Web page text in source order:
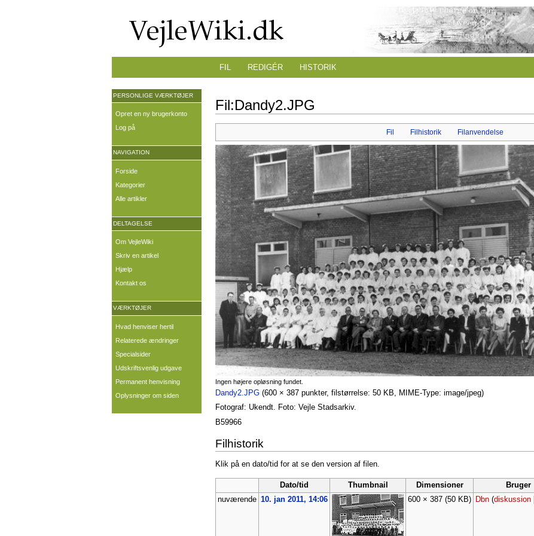
Fil:Dandy2.JPG
Fil Filhistorik Filanvendelse
Ingen højere opløsning fundet.
Dandy2.JPG (600 × 387 punkter, filstørrelse: 50 KB, MIME-Type: image/jpeg)
Fotograf: Ukendt. Foto: Vejle Stadsarkiv.
B59966
Filhistorik
Klik på en dato/tid for at se den version af filen.
Dato/tid Thumbnail Dimensioner Bruger
nuværende 10. jan 2011, 14:06 600 × 387 (50 KB) Dbn (diskussion|
FIL REDIGÉR HISTORIK
PERSONLIGE VÆRKTØJER
Opret en ny brugerkonto
Log på
NAVIGATION
Forside
Kategorier
Alle artikler
DELTAGELSE
Om VejleWiki
Skriv en artikel
Hjælp
Kontakt os
VÆRKTØJER
Hvad henviser hertil
Relaterede ændringer
Specialsider
Udskriftsvenlig udgave
Permanent henvisning
Oplysninger om siden